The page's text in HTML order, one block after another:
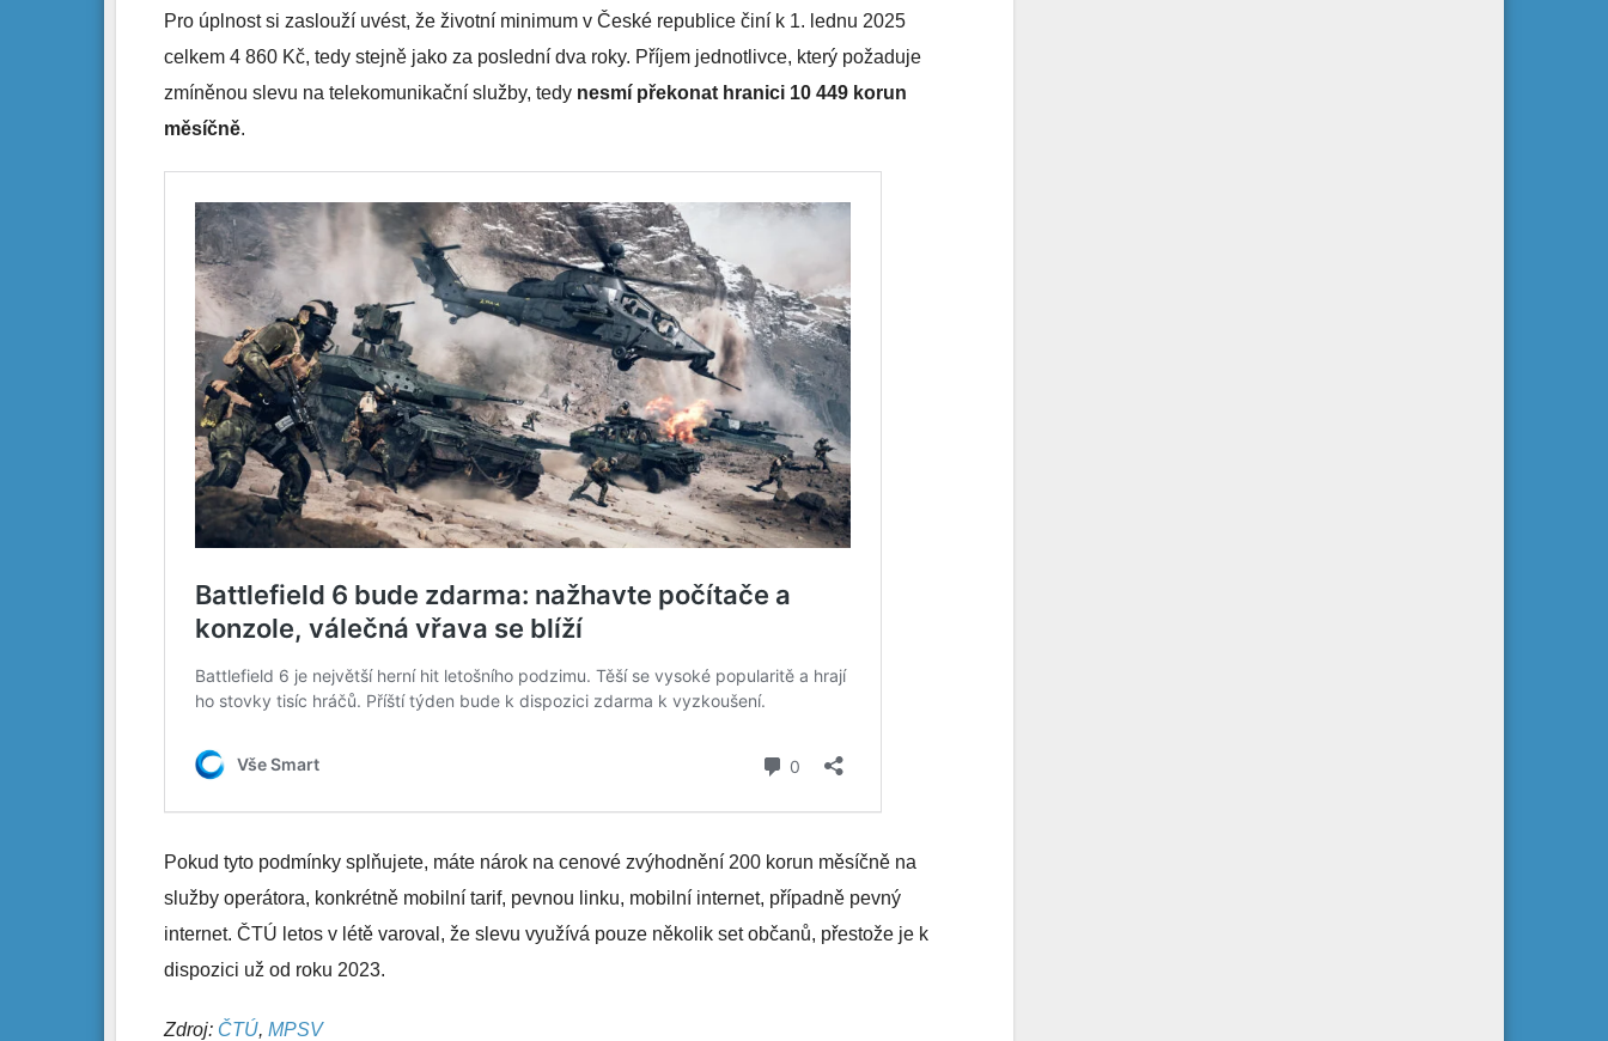
Pro úplnost si zaslouží uvést, že životní minimum v České republice činí k 1. lednu 2025
celkem 4 860 Kč, tedy stejně jako za poslední dva roky. Příjem jednotlivce, který požaduje
zmíněnou slevu na telekomunikační služby, tedy nesmí překonat hranici 10 449 korun
měsíčně.
Pokud tyto podmínky splňujete, máte nárok na cenové zvýhodnění 200 korun měsíčně na
služby operátora, konkrétně mobilní tarif, pevnou linku, mobilní internet, případně pevný
internet. ČTÚ letos v létě varoval, že slevu využívá pouze několik set občanů, přestože je k
dispozici už od roku 2023.
Zdroj: ČTÚ, MPSV